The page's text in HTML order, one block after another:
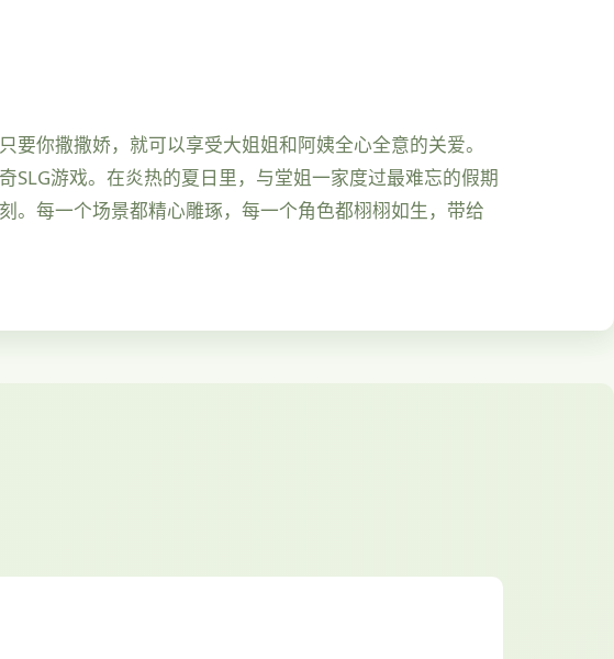
你撒撒娇，就可以享受大姐姐和阿姨全心全意的关爱。
游戏。在炎热的夏日里，与堂姐一家度过最难忘的假期
。每一个场景都精心雕琢，每一个角色都栩栩如生，带给